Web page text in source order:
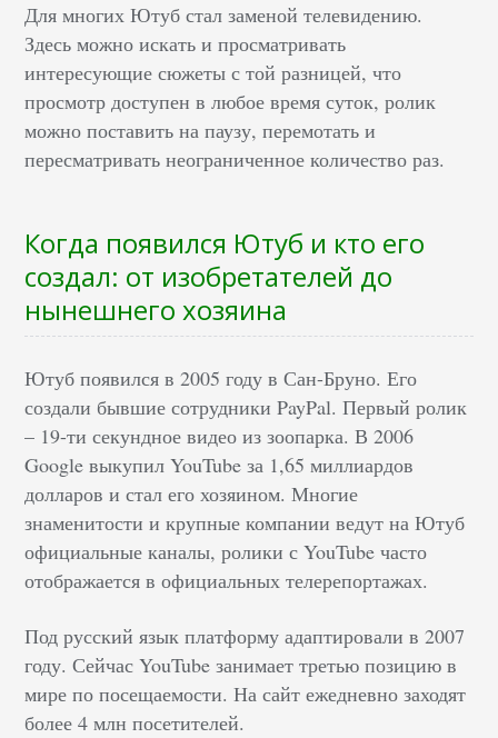
Для многих Ютуб стал заменой телевидению.
Здесь можно искать и просматривать
интересующие сюжеты с той разницей, что
просмотр доступен в любое время суток, ролик
можно поставить на паузу, перемотать и
пересматривать неограниченное количество раз.
Когда появился Ютуб и кто его
создал: от изобретателей до
нынешнего хозяина
Ютуб появился в 2005 году в Сан-Бруно. Его
создали бывшие сотрудники PayPal. Первый ролик
– 19-ти секундное видео из зоопарка. В 2006
Google выкупил YouTube за 1,65 миллиардов
долларов и стал его хозяином. Многие
знаменитости и крупные компании ведут на Ютуб
официальные каналы, ролики с YouTube часто
отображается в официальных телерепортажах.
Под русский язык платформу адаптировали в 2007
году. Сейчас YouTube занимает третью позицию в
мире по посещаемости. На сайт ежедневно заходят
более 4 млн посетителей.